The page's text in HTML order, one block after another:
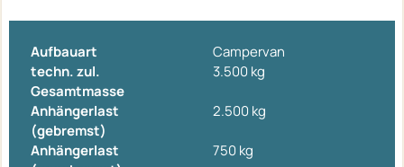
Aufbauart
Campervan
techn. zul.
Gesamtmasse
3.500 kg
Anhängerlast
(gebremst)
2.500 kg
Anhängerlast
750 kg